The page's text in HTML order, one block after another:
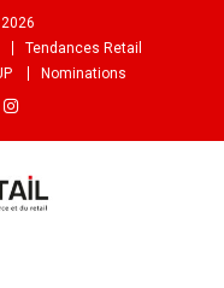
Tendances Retail
Nominations